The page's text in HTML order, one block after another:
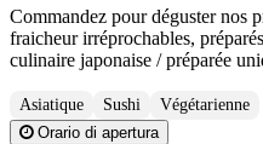
Commandez pour déguster nos
fraicheur irréprochables,
culinaire japonaise / préparée
Asiatique Sushi
Végétarienne
Orario di apertura